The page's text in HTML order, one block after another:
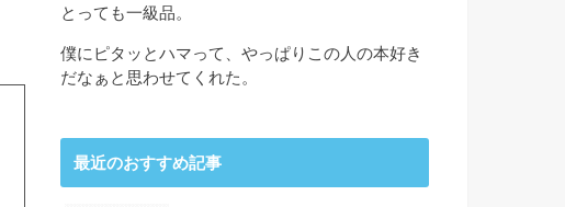
とっても一級品。
僕にピタッとハマって、やっぱりこの人の本好き
だなぁと思わせてくれた。
最近のおすすめ記事